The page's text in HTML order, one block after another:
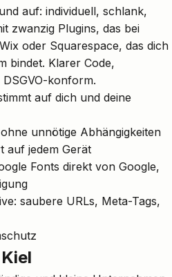
auf: individuell, schlank,
zwanzig Plugins, das bei
oder Squarespace, das dich
bindet. Klarer Code,
DSGVO-konform.
auf dich und deine
unnötige Abhängigkeiten
auf jedem Gerät
Fonts direkt von Google,
saubere URLs, Meta-Tags,